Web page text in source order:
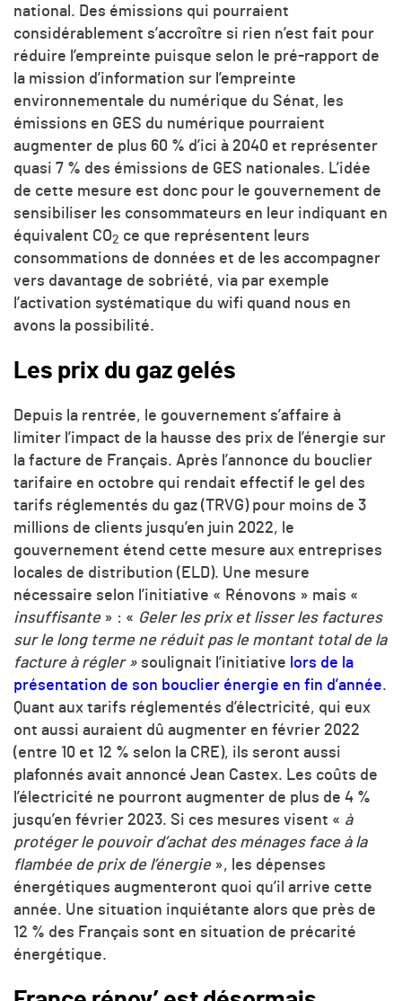
national. Des émissions qui pourraient
considérablement s’accroître si rien n’est fait pour
réduire l’empreinte puisque selon le pré-rapport de
la mission d’information sur l’empreinte
environnementale du numérique du Sénat, les
émissions en GES du numérique pourraient
augmenter de plus 60 % d’ici à 2040 et représenter
quasi 7 % des émissions de GES nationales. L’idée
de cette mesure est donc pour le gouvernement de
sensibiliser les consommateurs en leur indiquant en
équivalent CO2 ce que représentent leurs
consommations de données et de les accompagner
vers davantage de sobriété, via par exemple
l’activation systématique du wifi quand nous en
avons la possibilité.
Les prix du gaz gelés
Depuis la rentrée, le gouvernement s’affaire à
limiter l’impact de la hausse des prix de l’énergie sur
la facture de Français. Après l’annonce du bouclier
tarifaire en octobre qui rendait effectif le gel des
tarifs réglementés du gaz (TRVG) pour moins de 3
millions de clients jusqu’en juin 2022, le
gouvernement étend cette mesure aux entreprises
locales de distribution (ELD). Une mesure
nécessaire selon l’initiative « Rénovons » mais «
insuffisante » : « Geler les prix et lisser les factures
sur le long terme ne réduit pas le montant total de la
facture à régler » soulignait l’initiative lors de la
présentation de son bouclier énergie en fin d’année.
Quant aux tarifs réglementés d’électricité, qui eux
ont aussi auraient dû augmenter en février 2022
(entre 10 et 12 % selon la CRE), ils seront aussi
plafonnés avait annoncé Jean Castex. Les coûts de
l’électricité ne pourront augmenter de plus de 4 %
jusqu’en février 2023. Si ces mesures visent « à
protéger le pouvoir d’achat des ménages face à la
flambée de prix de l’énergie », les dépenses
énergétiques augmenteront quoi qu’il arrive cette
année. Une situation inquiétante alors que près de
12 % des Français sont en situation de précarité
énergétique.